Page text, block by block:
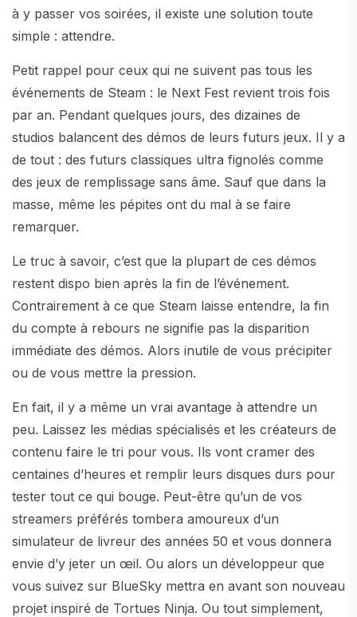
à y passer vos soirées, il existe une solution toute
simple : attendre.
Petit rappel pour ceux qui ne suivent pas tous les
événements de Steam : le Next Fest revient trois fois
par an. Pendant quelques jours, des dizaines de
studios balancent des démos de leurs futurs jeux. Il y a
de tout : des futurs classiques ultra fignolés comme
des jeux de remplissage sans âme. Sauf que dans la
masse, même les pépites ont du mal à se faire
remarquer.
Le truc à savoir, c’est que la plupart de ces démos
restent dispo bien après la fin de l’événement.
Contrairement à ce que Steam laisse entendre, la fin
du compte à rebours ne signifie pas la disparition
immédiate des démos. Alors inutile de vous précipiter
ou de vous mettre la pression.
En fait, il y a même un vrai avantage à attendre un
peu. Laissez les médias spécialisés et les créateurs de
contenu faire le tri pour vous. Ils vont cramer des
centaines d’heures et remplir leurs disques durs pour
tester tout ce qui bouge. Peut-être qu’un de vos
streamers préférés tombera amoureux d’un
simulateur de livreur des années 50 et vous donnera
envie d’y jeter un œil. Ou alors un développeur que
vous suivez sur BlueSky mettra en avant son nouveau
projet inspiré de Tortues Ninja. Ou tout simplement,